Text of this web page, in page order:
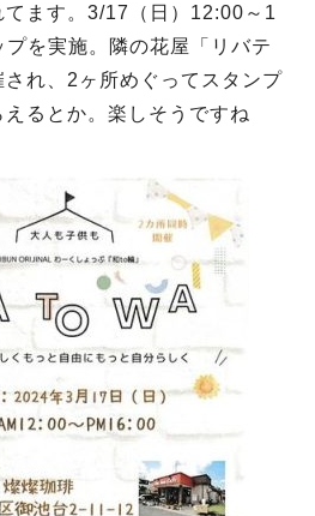
てます。3/17（日）12:00～1
を実施。隣の花屋「リバテ
され、2ヶ所めぐってスタンプ
るとか。楽しそうですね